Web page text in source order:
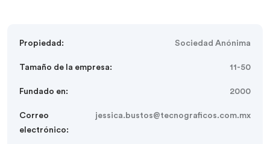
Propiedad: Sociedad Anónima
Tamaño de la empresa: 11-50
Fundado en: 2000
Correo
electrónico:
jessica.bustos@tecnograficos.com.mx